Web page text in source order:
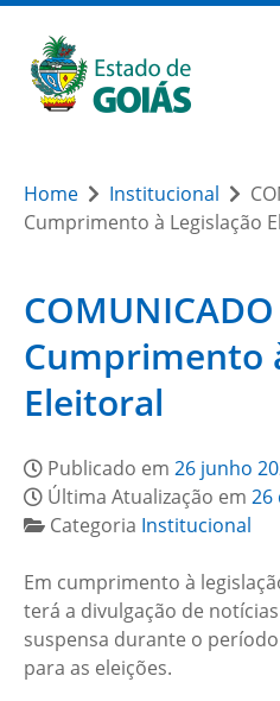
Home Institucional
Cumprimento à Legislação
COMUNICADO
Cumprimento
Eleitoral
Publicado em 26 junho
Última Atualização em 26
Categoria Institucional
Em cumprimento à
terá a divulgação de
suspensa durante o
para as eleições.